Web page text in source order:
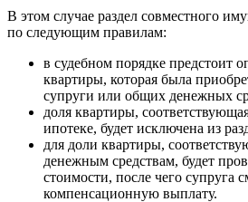
В этом случае раздел совместного
по следующим правилам:
в судебном порядке предстоит
квартиры, которая была
супруги или общих денежных
доля квартиры,
ипотеке, будет исключена из
для доли квартиры,
денежным средствам, будет
стоимости, после чего супруга
компенсационную выплату.